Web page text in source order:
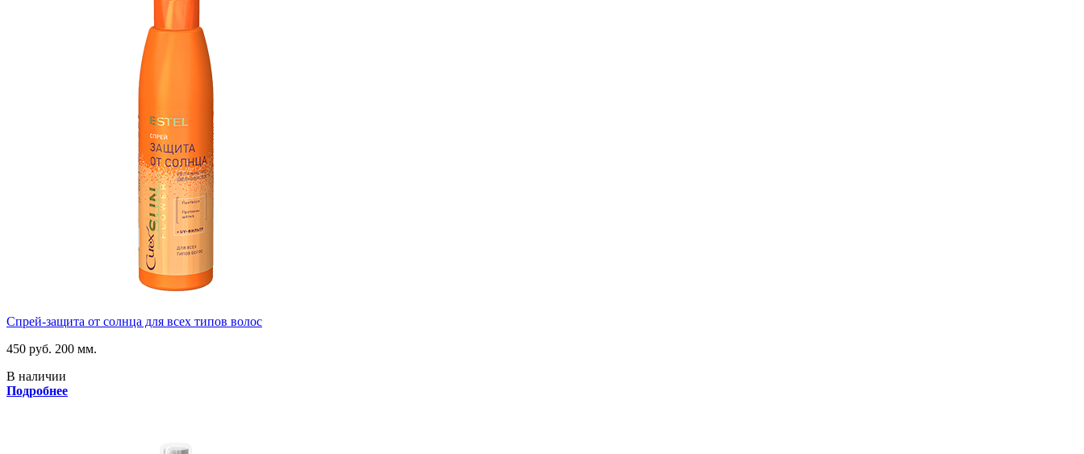
Спрей-защита от солнца для всех типов волос
450 руб. 200 мм.
В наличии
Подробнее